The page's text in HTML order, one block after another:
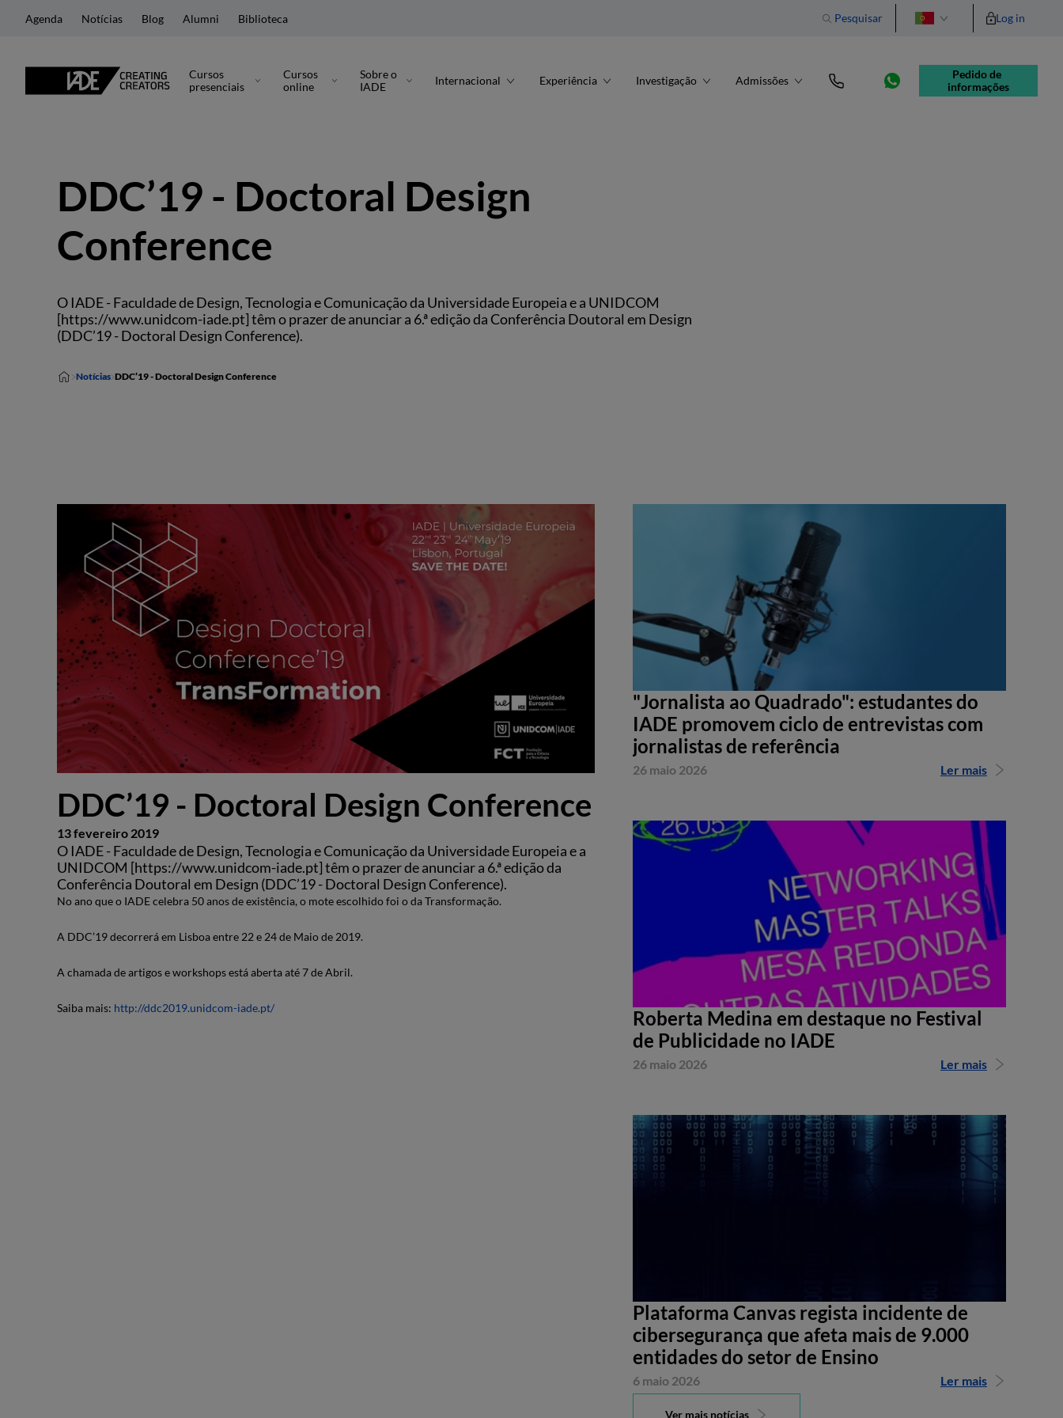
Agenda Notícias Blog Alumni Biblioteca
Pesquisar
English
Log in
Cursos
presenciais
Cursos
online
Sobre o
IADE
Internacional Experiência Investigação Admissões
Pedido de
informações
DDC’19 - Doctoral Design
Conference
O IADE - Faculdade de Design, Tecnologia e Comunicação da Universidade Europeia e a UNIDCOM
[https://www.unidcom-iade.pt] têm o prazer de anunciar a 6.ª edição da Conferência Doutoral em Design
(DDC’19 - Doctoral Design Conference).
Notícias DDC’19 - Doctoral Design Conference
DDC’19 - Doctoral Design Conference
13 fevereiro 2019
O IADE - Faculdade de Design, Tecnologia e Comunicação da Universidade Europeia e a
UNIDCOM [https://www.unidcom-iade.pt] têm o prazer de anunciar a 6.ª edição da
Conferência Doutoral em Design (DDC’19 - Doctoral Design Conference).
No ano que o IADE celebra 50 anos de existência, o mote escolhido foi o da Transformação.
A DDC’19 decorrerá em Lisboa entre 22 e 24 de Maio de 2019.
A chamada de artigos e workshops está aberta até 7 de Abril.
Saiba mais: http://ddc2019.unidcom-iade.pt/
"Jornalista ao Quadrado": estudantes do
IADE promovem ciclo de entrevistas com
jornalistas de referência
26 maio 2026 Ler mais
Roberta Medina em destaque no Festival
de Publicidade no IADE
26 maio 2026 Ler mais
Plataforma Canvas regista incidente de
cibersegurança que afeta mais de 9.000
entidades do setor de Ensino
6 maio 2026 Ler mais
Ver mais notícias